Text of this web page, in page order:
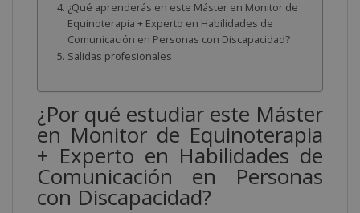
¿Qué aprenderás en este Máster en Monitor de
Equinoterapia + Experto en Habilidades de
Comunicación en Personas con Discapacidad?
Salidas profesionales
¿Por qué estudiar este Máster
en Monitor de Equinoterapia
+ Experto en Habilidades de
Comunicación en Personas
con Discapacidad?